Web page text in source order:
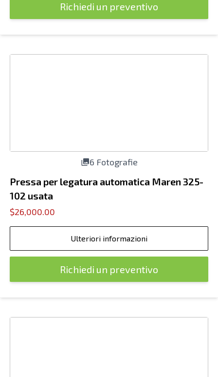
Richiedi un preventivo
6 Fotografie
Pressa per legatura automatica Maren 325-
102 usata
$26,000.00
Ulteriori informazioni
Richiedi un preventivo